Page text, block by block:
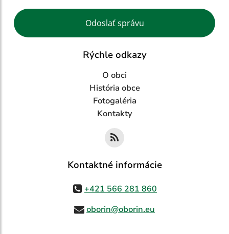
Google reCaptcha Response
Odoslať správu
Rýchle odkazy
O obci
História obce
Fotogaléria
Kontakty
Kontaktné informácie
+421 566 281 860
oborin@oborin.eu